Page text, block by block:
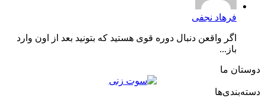
فرهاد نجفی
اگر واقعن دنبال دوره قوی هستید که بتونید بعد از اون وارد
باز...
دوستان ما
دسته‌بندی‌ها